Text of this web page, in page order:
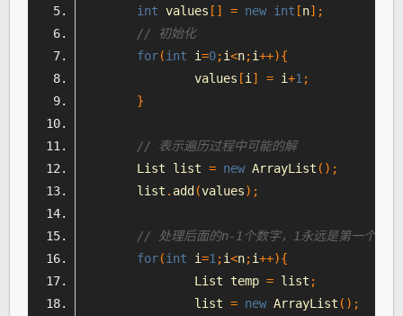
int values [] = new int [n];
// 初始化
for(int i=0;i<n;i++){
		values
[i ] = i+1 ;
}
// 表示遍历过程中可能的解
List list = new ArrayList ();
	list
. add(values);
// 处理后面的n-1个数字，1永远是第一个
for(int i=1 ;i<n;i++){
List temp = list ;
		list
= new ArrayList ();